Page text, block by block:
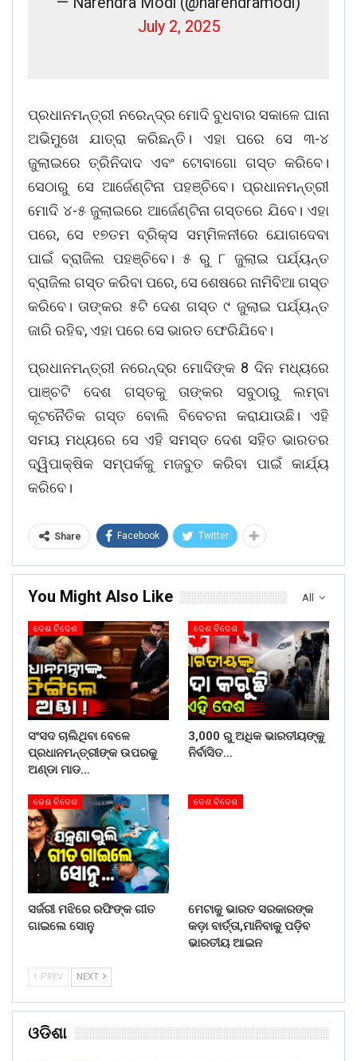
July 2, 2025
ପ୍ରଧାନମନ୍ତ୍ରୀ ନରେନ୍ଦ୍ର ମୋଦି ବୁଧବାର ସକାଳେ ଘାନା
ଅଭିମୁଖେ ଯାତ୍ରା କରିଛନ୍ତି। ଏହା ପରେ ସେ ୩-୪
ଜୁଲାଇରେ ତ୍ରିନିଦାଦ ଏବଂ ଟୋବାଗୋ ଗସ୍ତ କରିବେ।
ସେଠାରୁ ସେ ଆର୍ଜେଣ୍ଟିନା ପହଞ୍ଚିବେ। ପ୍ରଧାନମନ୍ତ୍ରୀ
ମୋଦି ୪-୫ ଜୁଲାଇରେ ଆର୍ଜେଣ୍ଟିନା ଗସ୍ତରେ ଯିବେ। ଏହା
ପରେ, ସେ ୧୭ତମ ବ୍ରିକ୍ସ ସମ୍ମିଳନୀରେ ଯୋଗଦେବା
ପାଇଁ ବ୍ରାଜିଲ ପହଞ୍ଚିବେ। ୫ ରୁ ୮ ଜୁଲାଇ ପର୍ଯ୍ୟନ୍ତ
ବ୍ରାଜିଲ ଗସ୍ତ କରିବା ପରେ, ସେ ଶେଷରେ ନାମିବିଆ ଗସ୍ତ
କରିବେ। ତାଙ୍କର ୫ଟି ଦେଶ ଗସ୍ତ ୯ ଜୁଲାଇ ପର୍ଯ୍ୟନ୍ତ
ଜାରି ରହିବ, ଏହା ପରେ ସେ ଭାରତ ଫେରିଯିବେ।
ପ୍ରଧାନମନ୍ତ୍ରୀ ନରେନ୍ଦ୍ର ମୋଦିଙ୍କ 8 ଦିନ ମଧ୍ୟରେ
ପାଞ୍ଚଟି ଦେଶ ଗସ୍ତକୁ ତାଙ୍କର ସବୁଠାରୁ ଲମ୍ବା
କୂଟନୈତିକ ଗସ୍ତ ବୋଲି ବିବେଚନା କରାଯାଉଛି। ଏହି
ସମୟ ମଧ୍ୟରେ ସେ ଏହି ସମସ୍ତ ଦେଶ ସହିତ ଭାରତର
ଦ୍ୱିପାକ୍ଷିକ ସମ୍ପର୍କକୁ ମଜବୁତ କରିବା ପାଇଁ କାର୍ଯ୍ୟ
କରିବେ।
Share Facebook Twitter
All
You Might Also Like
ଦେଶ ବିଦେଶ
ସଂସଦ ଚାଲିଥିବା ବେଳେ
ପ୍ରଧାନମନ୍ତ୍ରୀଙ୍କ ଉପରକୁ
ଅଣ୍ଡା ମାଡ…
ଦେଶ ବିଦେଶ
3,000 ରୁ ଅଧିକ ଭାରତୀୟଙ୍କୁ
ନିର୍ବାସିତ…
ଦେଶ ବିଦେଶ
ସର୍ଜରୀ ମଝିରେ ରଫିଙ୍କ ଗୀତ
ଗାଇଲେ ସୋନୁ
ଦେଶ ବିଦେଶ
ମେଟାକୁ ଭାରତ ସରକାରଙ୍କ
କଡ଼ା ବାର୍ତ୍ତା,ମାନିବାକୁ ପଡ଼ିବ
ଭାରତୀୟ ଆଇନ
PREV NEXT
ଓଡିଶା